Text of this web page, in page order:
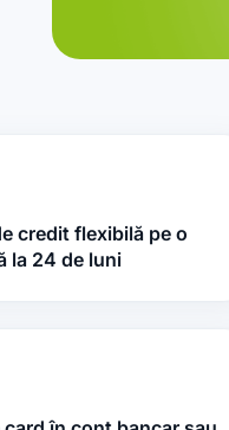
credit flexibilă pe o
la 24 de luni